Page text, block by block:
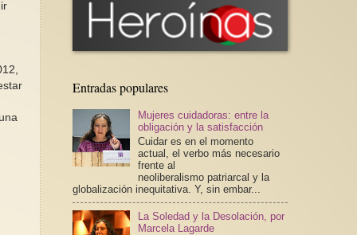
Entradas populares
Mujeres cuidadoras: entre la
obligación y la satisfacción
Cuidar es en el momento
actual, el verbo más necesario
frente al
neoliberalismo patriarcal y la
globalización inequitativa. Y, sin embar...
La Soledad y la Desolación, por
Marcela Lagarde